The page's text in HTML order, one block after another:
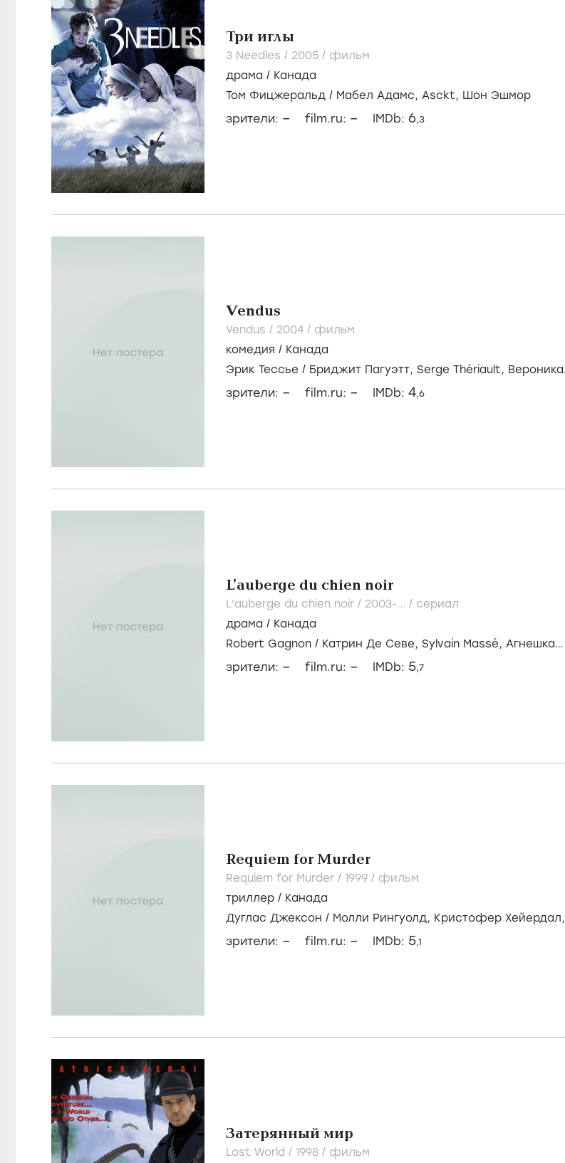
Три иглы
3 Needles / 2005 / фильм
драма / Канада
Том Фицжеральд / Мабел Адамс, Asckt, Шон Эшмор
зрители: – film.ru: – IMDb: 6,3
Vendus
Vendus / 2004 / фильм
комедия / Канада
Эрик Тессье / Бриджит Пагуэтт, Serge Thériault, Вероника
зрители: – film.ru: – IMDb: 4,6
L'auberge du chien noir
L'auberge du chien noir / 2003-... / сериал
драма / Канада
Robert Gagnon / Катрин Де Севе, Sylvain Massé, Агнешка
зрители: – film.ru: – IMDb: 5,7
Requiem for Murder
Requiem for Murder / 1999 / фильм
триллер / Канада
Дуглас Джексон / Молли Рингуолд, Кристофер Хейердал,
зрители: – film.ru: – IMDb: 5,1
Затерянный мир
Lost World / 1998 / фильм